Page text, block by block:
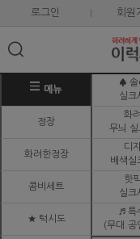
로그인 회원
메뉴
♠ 솔
실크
정장
화
무늬 실
화려한정장
디
배색실
콤비세트
핫
실크
★ 턱시도
♬ 특
(무대.공